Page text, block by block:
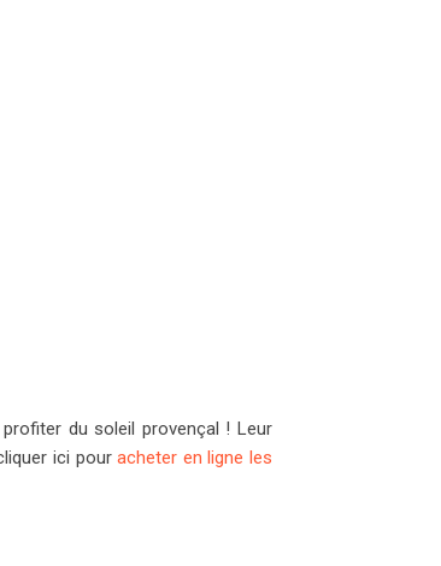
du soleil provençal ! Leur
ici pouracheter en ligne les